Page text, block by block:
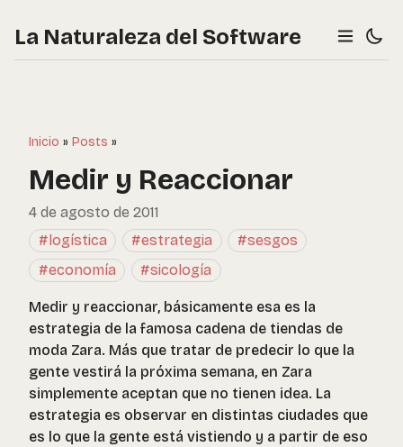
La Naturaleza del Software
Inicio » Posts »
Medir y Reaccionar
4 de agosto de 2011
#logística
#estrategia
#sesgos
#economía
#sicología
Medir y reaccionar, básicamente esa es la
estrategia de la famosa cadena de tiendas de
moda Zara. Más que tratar de predecir lo que la
gente vestirá la próxima semana, en Zara
simplemente aceptan que no tienen idea. La
estrategia es observar en distintas ciudades que
es lo que la gente está vistiendo y a partir de eso